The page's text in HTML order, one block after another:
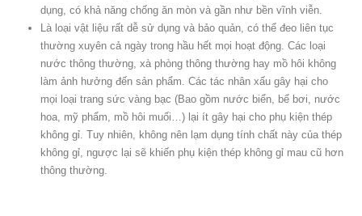
dụng, có khả năng chống ăn mòn và gần như bền vĩnh viễn.
Là loại vật liệu rất dễ sử dụng và bảo quản, có thể đeo liên tục
thường xuyên cả ngày trong hầu hết mọi hoạt động. Các loại
nước thông thường, xà phòng thông thường hay mồ hôi không
làm ảnh hưởng đến sản phẩm. Các tác nhân xấu gây hại cho
mọi loại trang sức vàng bạc (Bao gồm nước biển, bể bơi, nước
hoa, mỹ phẩm, mồ hôi muối…) lại ít gây hại cho phụ kiện thép
không gỉ. Tuy nhiên, không nên lạm dụng tính chất này của thép
không gỉ, ngược lại sẽ khiến phụ kiện thép không gỉ mau cũ hơn
thông thường.